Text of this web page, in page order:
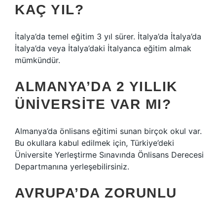
KAÇ YIL?
İtalya’da temel eğitim 3 yıl sürer. İtalya’da İtalya’da
İtalya’da veya İtalya’daki İtalyanca eğitim almak
mümkündür.
ALMANYA’DA 2 YILLIK
ÜNIVERSITE VAR MI?
Almanya’da önlisans eğitimi sunan birçok okul var.
Bu okullara kabul edilmek için, Türkiye’deki
Üniversite Yerleştirme Sınavında Önlisans Derecesi
Departmanına yerleşebilirsiniz.
AVRUPA’DA ZORUNLU